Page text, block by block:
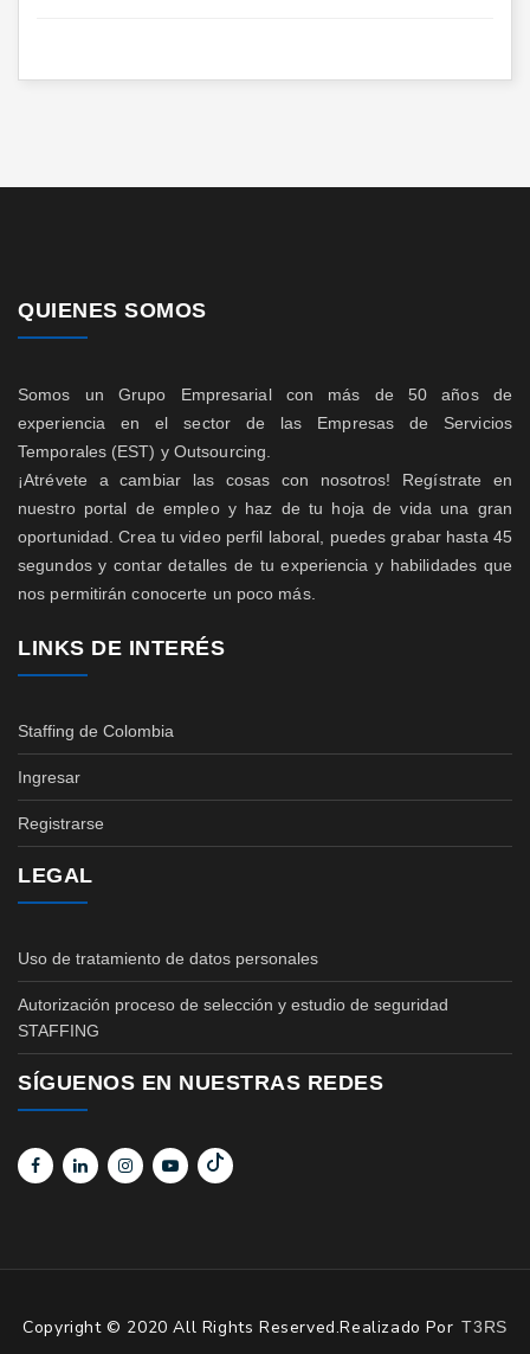
QUIENES SOMOS
Somos un Grupo Empresarial con más de 50 años de
experiencia en el sector de las Empresas de Servicios
Temporales (EST) y Outsourcing.
¡Atrévete a cambiar las cosas con nosotros! Regístrate en
nuestro portal de empleo y haz de tu hoja de vida una gran
oportunidad. Crea tu video perfil laboral, puedes grabar hasta 45
segundos y contar detalles de tu experiencia y habilidades que
nos permitirán conocerte un poco más.
LINKS DE INTERÉS
Staffing de Colombia
Ingresar
Registrarse
LEGAL
Uso de tratamiento de datos personales
Autorización proceso de selección y estudio de seguridad
STAFFING
SÍGUENOS EN NUESTRAS REDES
Copyright © 2020 All Rights Reserved.Realizado Por T3RS